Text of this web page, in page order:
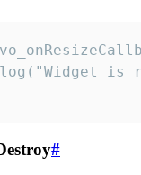
is
#